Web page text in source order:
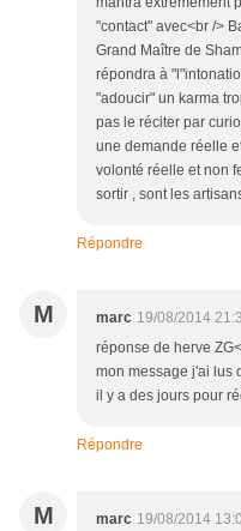
"contact" avec<br />
Grand Maître de
répondra à
"adoucir" un karma
pas le réciter par
une demande réelle
volonté réelle et non
sortir , sont les
Répondre
M marc 19/08/2014
réponse de herve
mon message j'ai lus
il y a des jours pour
Répondre
M marc 19/08/2014